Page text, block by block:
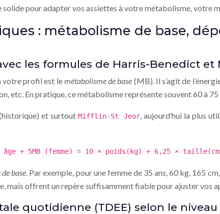
solide pour adapter vos assiettes à votre métabolisme, votre
: métabolisme de base,
les formules de Harris-Benedict et
votre profil est lemétabolisme de base (MB). Il s’agit de
etc. En pratique, ce métabolisme représente souvent 60 à
et surtoutMifflin-St Jeor, aujourd’hui la plus
+ 5MB (femme) = 10 × poids(kg) + 6,25 ×
base. Par exemple, pour une femme de 35 ans, 60 kg, 165
mais offrent un repère suffisamment fiable pour ajuster vos
quotidienne (TDEE) selon le niveau